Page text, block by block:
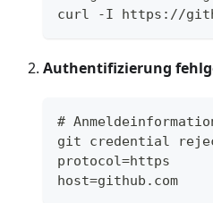
curl -I https://
Authentifizierung
#
git credential
protocol=https
host=github.com